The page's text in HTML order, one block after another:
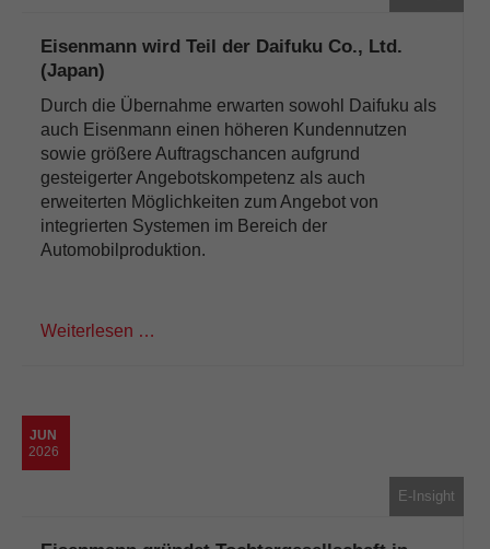
Eisenmann wird Teil der Daifuku Co., Ltd.
(Japan)
Durch die Übernahme erwarten sowohl Daifuku als
auch Eisenmann einen höheren Kundennutzen
sowie größere Auftragschancen aufgrund
gesteigerter Angebotskompetenz als auch
erweiterten Möglichkeiten zum Angebot von
integrierten Systemen im Bereich der
Automobilproduktion.
Weiterlesen …
JUN
2026
E-Insight